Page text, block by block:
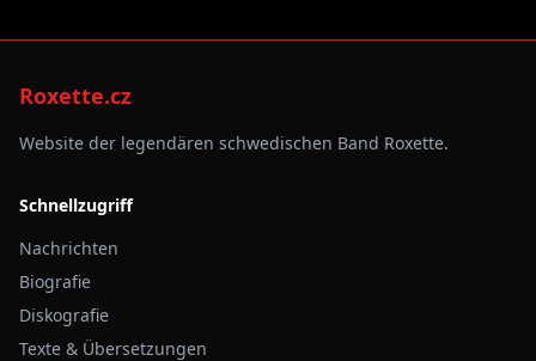
Roxette.cz
Website der legendären schwedischen Band Roxette.
Schnellzugriff
Nachrichten
Biografie
Diskografie
Texte & Übersetzungen